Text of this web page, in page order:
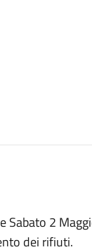
2
dei rifiuti.